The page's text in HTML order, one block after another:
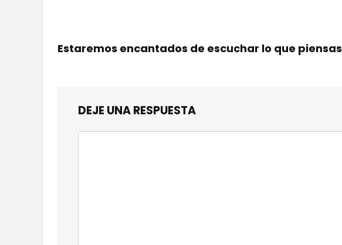
Estaremos encantados de escuchar lo que piensas
DEJE UNA RESPUESTA